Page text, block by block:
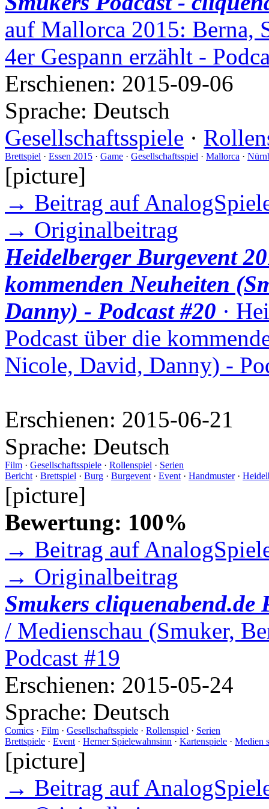
auf Mallorca 2015: Berna,
4er Gespann erzählt -
Erschienen: 2015-09-06
Sprache: Deutsch
Gesellschaftsspiele ·
Brettspiel · Essen 2015 · Game · Gesellschaftsspiel · Mallorca ·
[picture]
→ Beitrag auf
→ Originalbeitrag
Heidelberger Burgevent
kommenden Neuheiten
Danny) - Podcast #20 ·
Podcast über die
Nicole, David, Danny) -
Erschienen: 2015-06-21
Sprache: Deutsch
Film · Gesellschaftsspiele · Rollenspiel · Serien
Bericht · Brettspiel · Burg · Burgevent · Event · Handmuster·
[picture]
Bewertung: 100%
→ Beitrag auf
→ Originalbeitrag
Smukers cliquenabend.de
/ Medienschau (Smuker,
Podcast #19
Erschienen: 2015-05-24
Sprache: Deutsch
Comics · Film · Gesellschaftsspiele · Rollenspiel · Serien
Brettspiele · Event · Herner Spielewahnsinn · Kartenspiele · Medien
[picture]
→ Beitrag auf